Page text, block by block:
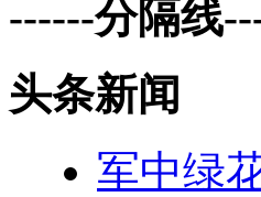
------分隔线
头条新闻
军中绿